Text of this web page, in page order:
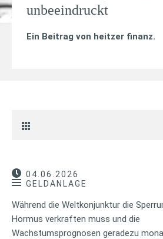
unbeeindruckt
Ein Beitrag von heitzer finanz.
04.06.2026
GELDANLAGE
Während die Weltkonjunktur die
Hormus verkraften muss und die
Wachstumsprognosen geradezu